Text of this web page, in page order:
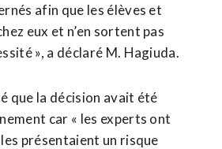
afin que les élèves et
eux et n’en sortent pas
», a déclaré M. Hagiuda.
que la décision avait été
car « les experts ont
présentaient un risque